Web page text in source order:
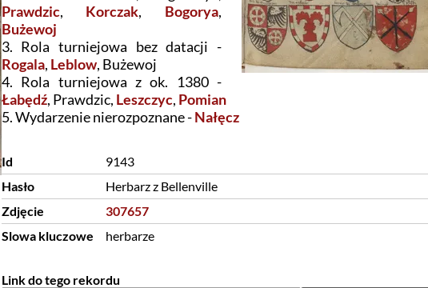
Prawdzic, Korczak, Bogorya,
Bużewoj
3. Rola turniejowa bez datacji -
Rogala, Leblow, Bużewoj
4. Rola turniejowa z ok. 1380 -
Łabędź, Prawdzic, Leszczyc, Pomian
5. Wydarzenie nierozpoznane -Nałęcz
Id
9143
Hasło
Herbarz z Bellenville
Zdjęcie
307657
Slowa kluczowe
herbarze
Link do tego rekordu